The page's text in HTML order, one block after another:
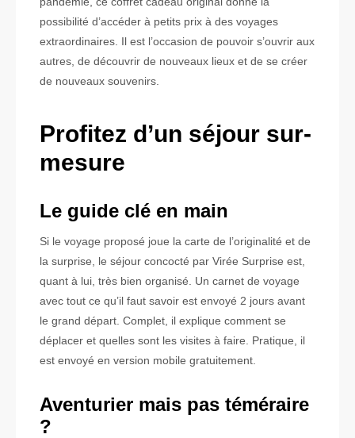
possibilité d’accéder à petits prix à des voyages
extraordinaires. Il est l’occasion de pouvoir s’ouvrir aux
autres, de découvrir de nouveaux lieux et de se créer
de nouveaux souvenirs.
Profitez d’un séjour sur-
mesure
Le guide clé en main
Si le voyage proposé joue la carte de l’originalité et de
la surprise, le séjour concocté par Virée Surprise est,
quant à lui, très bien organisé. Un carnet de voyage
avec tout ce qu’il faut savoir est envoyé 2 jours avant
le grand départ. Complet, il explique comment se
déplacer et quelles sont les visites à faire. Pratique, il
est envoyé en version mobile gratuitement.
Aventurier mais pas téméraire
?